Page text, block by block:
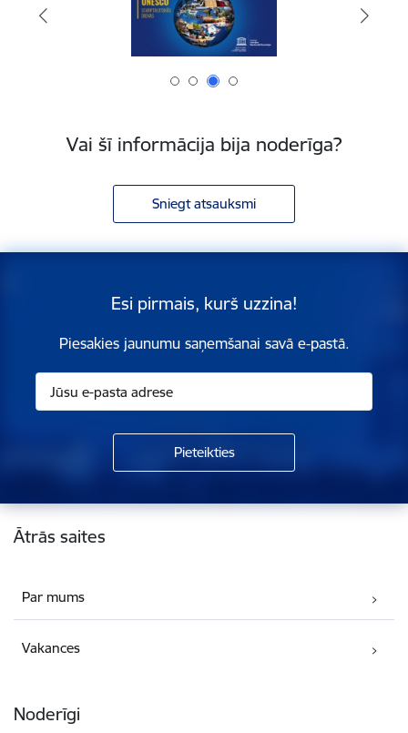
Vai šī informācija bija noderīga?
Sniegt atsauksmi
Esi pirmais, kurš uzzina!
Piesakies jaunumu saņemšanai savā e-pastā.
Kājene
Ātrās saites
Par mums
Vakances
Noderīgi